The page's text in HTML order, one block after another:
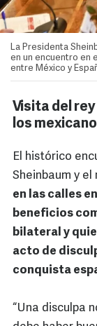
La Presidenta
en un encuentro en
entre México y
Visita del
los
El histórico
Sheinbaum y el
en las calles
beneficios
bilateral y
acto de
conquista
“Una disculpa